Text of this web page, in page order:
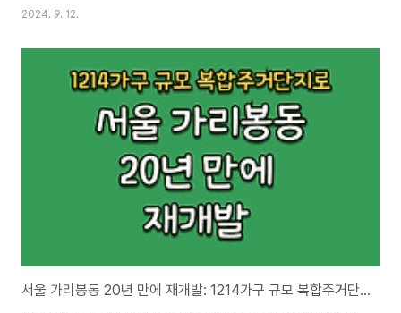
모차 판매량이 급격히 늘어나, 2019년 대비 4배로 증가했다고 합니다. 실제로
차는 정말 우리 반려견에게 필요한 도구일까요?이번 글에서는 개모차의 장단
점과 사용해야 할 상황에 대해 알아보겠습니다.개모차의 등장 배경개모차는 반
려견을 유모차에 태우는 새로운 문화로 자리 잡았습니다.한국처럼 출산율이 낮
은 나라에서는 반려동물이 가족의 일원으로 여겨지며, 이들을 위한 서비스와
제품들이 늘어나고 있습니다. 개모차는 그..
2024. 9. 12.
서울 가리봉동 20년 만에 재개발: 1214가구 규모 복합주거단지로